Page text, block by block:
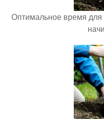
Оптимальное время